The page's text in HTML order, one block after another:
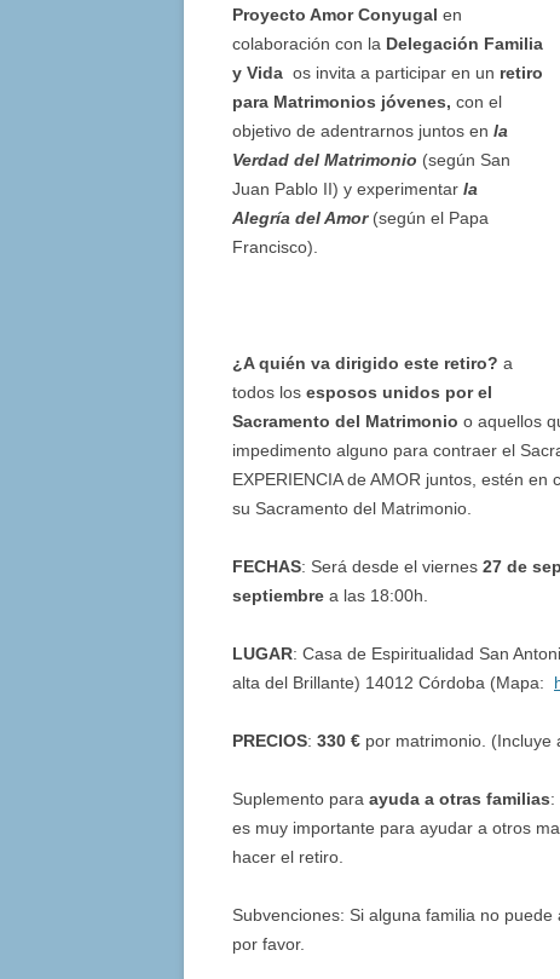
Proyecto Amor Conyugal en
colaboración con la Delegación Familia
y Vida os invita a participar en un retiro
para Matrimonios jóvenes, con el
objetivo de adentrarnos juntos en la
Verdad del Matrimonio (según San
Juan Pablo II) y experimentar la
Alegría del Amor(según el Papa
Francisco).
¿A quién va dirigido este retiro? a
todos los esposos unidos por el
Sacramento del Matrimonio o aquellos
impedimento alguno para contraer el
EXPERIENCIA de AMOR juntos, estén
su Sacramento del Matrimonio.
FECHAS: Será desde el viernes 27 de
septiembre a las 18:00h.
LUGAR: Casa de Espiritualidad San
alta del Brillante) 14012 Córdoba (Mapa:
PRECIOS: 330 € por matrimonio. (Incluye
Suplemento para ayuda a otras familias:
es muy importante para ayudar a otros
hacer el retiro.
Subvenciones: Si alguna familia no
por favor.